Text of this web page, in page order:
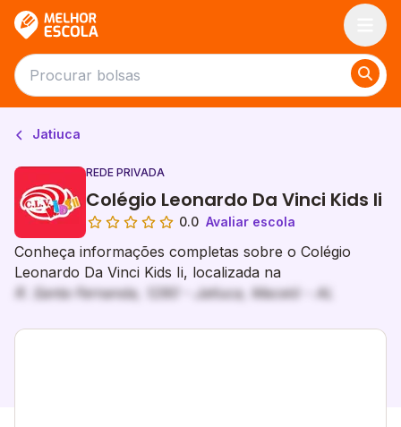
Jatiuca
REDE PRIVADA
Colégio Leonardo Da Vinci Kids Ii
0.0 Avaliar escola
Conheça informações completas sobre o Colégio
Leonardo Da Vinci Kids Ii, localizada na
R. Santa Fernanda, 1280 - Jatiuca, Maceió - AL